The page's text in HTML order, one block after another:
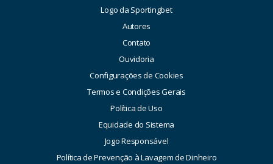
Logo da Sportingbet
Autores
Contato
Ouvidoria
Configurações de Cookies
Termos e Condições Gerais
Política de Uso
Equidade do Sistema
Jogo Responsável
Política de Prevenção à Lavagem de Dinheiro